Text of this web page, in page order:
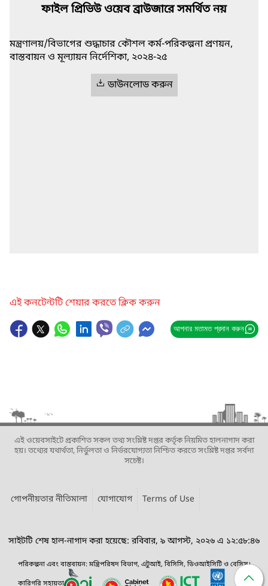
ফাইল প্রিভিউ ওয়েব ব্রাউজারে সমর্থিত নয়
মন্ত্রণালয়/বিভাগের শুদ্ধাচার কৌশল কর্ম-পরিকল্পনা প্রণয়ন,
বাস্তবায়ন ও মূল্যায়ন নির্দেশিকা, ২০২৪-২৫
ডাউনলোড করুন
এই কনটেন্টটি শেয়ার করতে ক্লিক করুন
আপনার মতামত প্রদান করুন
এই ওয়েবসাইটে প্রকাশিত সকল তথ্য সংশ্লিষ্ট দপ্তর কর্তৃক নিয়মিত হালনাগাদ করা
হয়। তথ্যের যথার্থতা, নির্ভুলতা ও নির্ভরযোগ্যতা নিশ্চিত করতে সংশ্লিষ্ট দপ্তর সর্বদা
সচেষ্ট।
গোপনীয়তার নীতিমালা যোগাযোগ Terms of Use
সাইটটি শেষ হাল-নাগাদ করা হয়েছে: রবিবার, ৯ আগস্ট, ২০২৬ এ ১২:৫৮:৪৬
পরিকল্পনা এবং বাস্তবায়ন: মন্ত্রিপরিষদ বিভাগ, এটুআই, বিসিসি, ডিওআইসিটি ও বেসিস।
কারিগরি সহায়তা